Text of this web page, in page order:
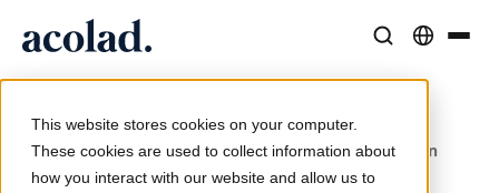
This website stores cookies on your computer.
These cookies are used to collect information about
how you interact with our website and allow us to
Käännös
Tekoälyn nopeus, inhimillinen tarkkuus
Lia Translate
Välittömiä brändin mukaisia käännöksiä
Menestystarinat
Todellisia tuloksia asiakkailtamme
Tietoa Acolad
Home / Palvelut / Tulkkaus / Miten tulkkauksen
tilauspalvelut toimivat